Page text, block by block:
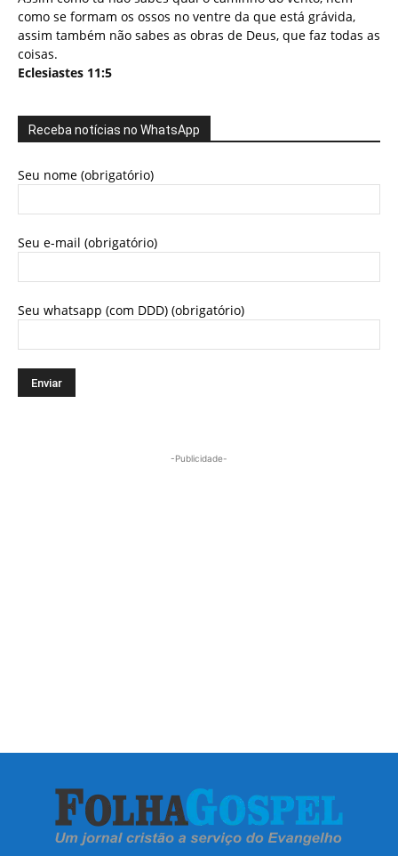
como se formam os ossos no ventre da que está grávida,
assim também não sabes as obras de Deus, que faz todas as
coisas.
Eclesiastes 11:5
Receba notícias no WhatsApp
Seu nome (obrigatório)
Seu e-mail (obrigatório)
Seu whatsapp (com DDD) (obrigatório)
-Publicidade-